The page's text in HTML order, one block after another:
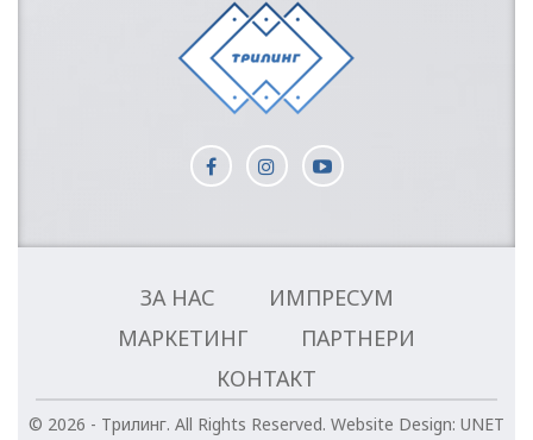
ЗА НАС
ИМПРЕСУМ
МАРКЕТИНГ
ПАРТНЕРИ
КОНТАКТ
© 2026 - Трилинг. All Rights Reserved. Website Design: UNET